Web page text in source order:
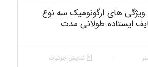
های ارگونومیک سه نوع
ایستاده طولانی مدت
نمایش جزئیات